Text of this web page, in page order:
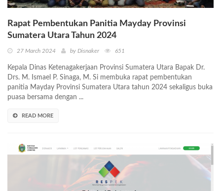
Rapat Pembentukan Panitia Mayday Provinsi
Sumatera Utara Tahun 2024
27 March 2024 by Disnaker 651
Kepala Dinas Ketenagakerjaan Provinsi Sumatera Utara Bapak Dr.
Drs. M. Ismael P. Sinaga, M. Si membuka rapat pembentukan
panitia Mayday Provinsi Sumatera Utara tahun 2024 sekaligus buka
puasa bersama dengan ...
READ MORE